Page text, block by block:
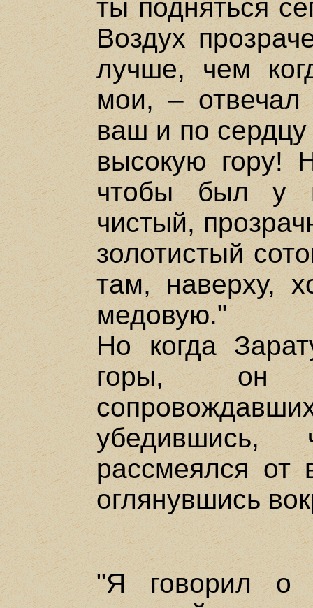
ты подняться
Воздух
лучше, чем
мои, – отвечал
ваш и по
высокую гору!
чтобы был у
чистый,
золотистый
там, наверху,
медовую."
Но когда
горы, он
убедившись,
рассмеялся от
оглянувшись
"Я говорил о